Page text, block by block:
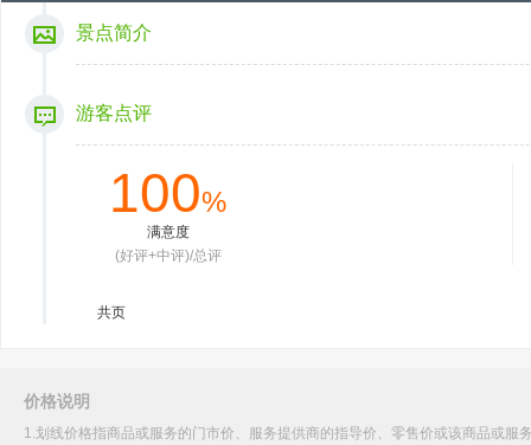
景点简介
游客点评
100%
满意度
(好评+中评)/总评
共页
价格说明
1.划线价格指商品或服务的门市价、服务提供商的指导价、零售价或该商品或